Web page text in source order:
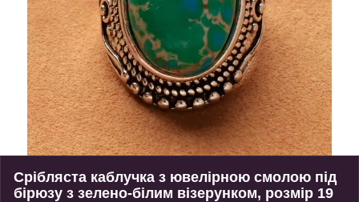
Срібляста каблучка з ювелірною смолою під
бірюзу з зелено-білим візерунком, розмір 19